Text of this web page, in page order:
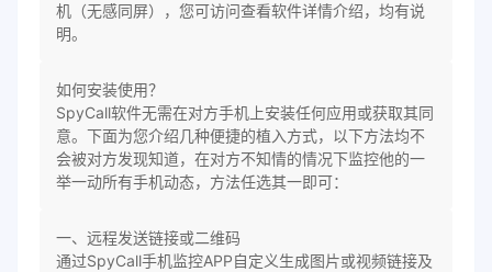
机（无感同屏），您可访问查看软件详情介绍，均有说
明。
如何安装使用？
SpyCall软件无需在对方手机上安装任何应用或获取其同
意。下面为您介绍几种便捷的植入方式，以下方法均不
会被对方发现知道，在对方不知情的情况下监控他的一
举一动所有手机动态，方法任选其一即可：
一、远程发送链接或二维码
通过SpyCall手机监控APP自定义生成图片或视频链接及